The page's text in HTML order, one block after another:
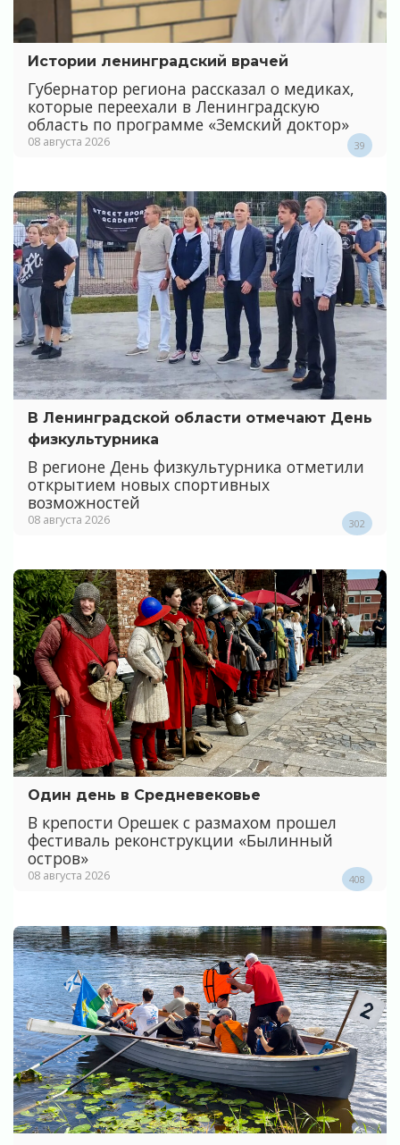
Истории ленинградский врачей
Губернатор региона рассказал о медиках,
которые переехали в Ленинградскую
область по программе «Земский доктор»
08 августа 2026 39
В Ленинградской области отмечают День
физкультурника
В регионе День физкультурника отметили
открытием новых спортивных
возможностей
08 августа 2026 302
Один день в Средневековье
В крепости Орешек с размахом прошел
фестиваль реконструкции «Былинный
остров»
08 августа 2026 408